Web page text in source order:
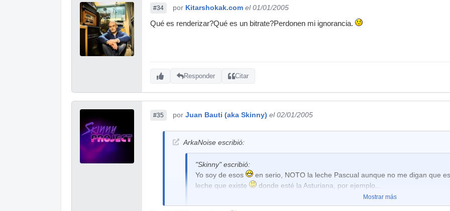
#34 por Kitarshokak.com el 01/01/2005
Qué es renderizar?Qué es un bitrate?Perdonen mi ignorancia.
Responder Citar
#35 por Juan Bauti (aka Skinny) el 02/01/2005
ArkaNoise escribió:
"Skinny" escribió:
Yo soy de esos
en serio, NOTO la leche Pascual aunque no me digan que
leche que existe
donde esté la Asturiana, por ejemplo...
Mostrar más